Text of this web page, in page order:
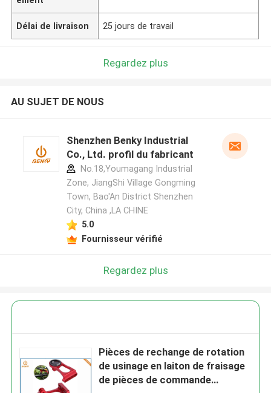
Délai de livraison 25 jours de travail
Regardez plus
AU SUJET DE NOUS
Shenzhen Benky Industrial
Co., Ltd. profil du fabricant
No.18,Youmagang Industrial
Zone, JiangShi Village Gongming
Town, Bao'An District Shenzhen
City, China ,LA CHINE
5.0
Fournisseur vérifié
Regardez plus
Pièces de rechange de rotation
de usinage en laiton de fraisage
de pièces de commande